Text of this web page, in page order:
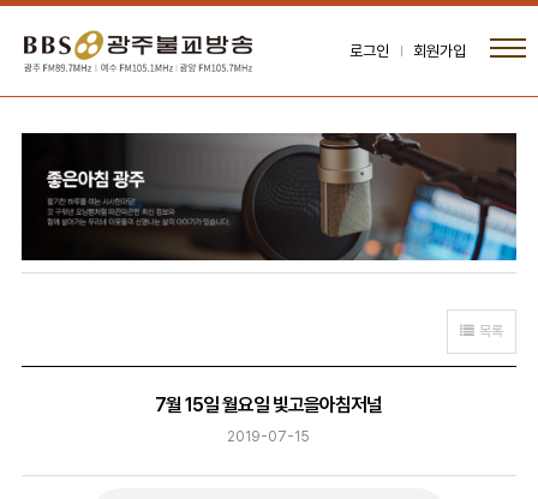
로그인 회원가입
목록
7월 15일 월요일 빛고을아침저널
2019-07-15